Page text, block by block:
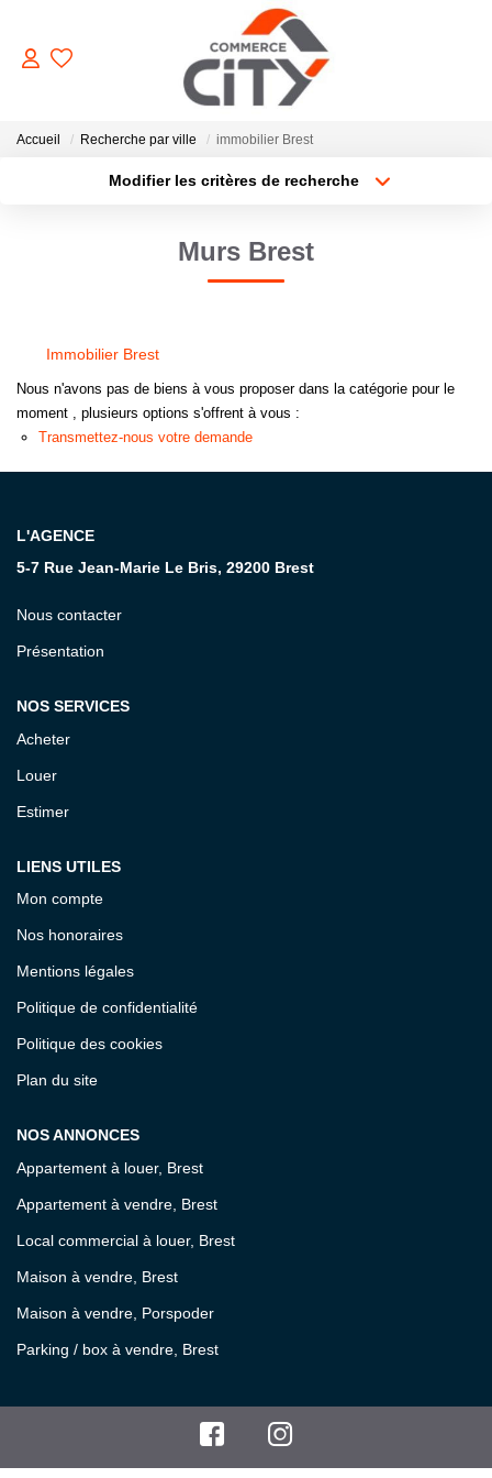
ACHETER
LOUER
GERER
NOTRE AGENCE
Accueil Recherche par ville immobilier Brest
Modifier les critères de recherche
Créer une alerte
Murs Brest
Immobilier Brest
Nous n'avons pas de biens à vous proposer dans la catégorie pour le
moment , plusieurs options s'offrent à vous :
Transmettez-nous votre demande
L'AGENCE
5-7 Rue Jean-Marie Le Bris, 29200 Brest
Nous contacter
Présentation
NOS SERVICES
Acheter
Louer
Estimer
LIENS UTILES
Mon compte
Nos honoraires
Mentions légales
Politique de confidentialité
Politique des cookies
Plan du site
NOS ANNONCES
Appartement à louer, Brest
Appartement à vendre, Brest
Local commercial à louer, Brest
Maison à vendre, Brest
Maison à vendre, Porspoder
Parking / box à vendre, Brest